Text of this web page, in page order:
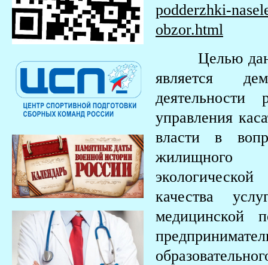
podderzhki-
obzor.html
Целью
является
управления
власти в
жилищного
качества
медицинской